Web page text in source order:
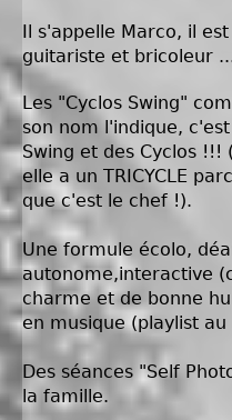
Il s'appelle Marco, il est
guitariste et bricoleur
Les "Cyclos Swing"
son nom l'indique,
Swing et des Cyclos !!!
elle a un TRICYCLE
que c'est le chef !).
Une formule écolo,
autonome,interactive
charme et de bonne
en musique (playlist au
Des séances "Self
la famille.